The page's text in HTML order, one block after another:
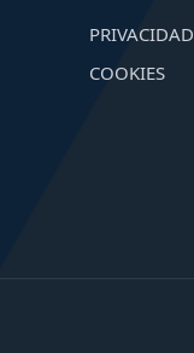
PRIVACIDAD
COOKIES